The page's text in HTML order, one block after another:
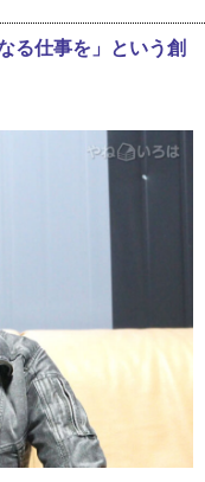
る仕事を」という創